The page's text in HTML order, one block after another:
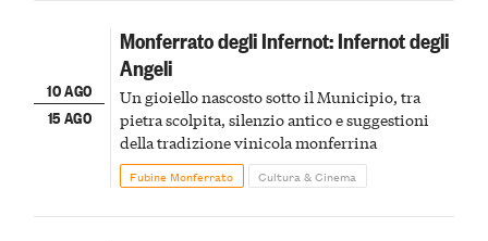
10 AGO
15 AGO
Monferrato degli Infernot: Infernot degli
Angeli
Un gioiello nascosto sotto il Municipio, tra
pietra scolpita, silenzio antico e suggestioni
della tradizione vinicola monferrina
Fubine Monferrato Cultura & Cinema